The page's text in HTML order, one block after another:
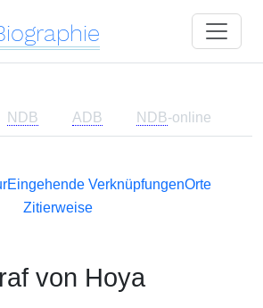
NDB ADB NDB-online
Eingehende VerknüpfungenOrte
Zitierweise
von Hoya